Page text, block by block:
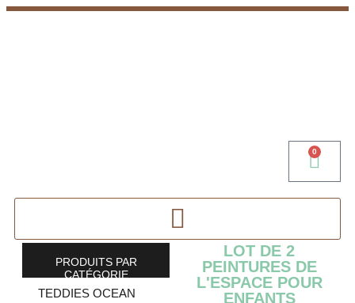
0
PRODUITS PAR
CATÉGORIE
TEDDIES OCEAN
LOT DE 2
PEINTURES DE
L'ESPACE POUR
ENFANTS